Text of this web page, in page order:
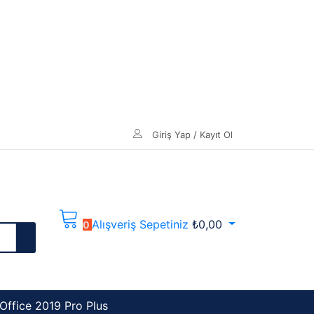
Giriş Yap / Kayıt Ol
0 Alışveriş Sepetiniz ₺0,00
Office 2019 Pro Plus